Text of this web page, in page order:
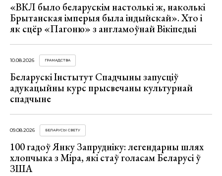
«ВКЛ было беларускім настолькі ж, наколькі
Брытанская імперыя была індыйскай». Хто і
як сцёр «Пагоню» з англамоўнай Вікіпедыі
10.08.2026 ГРАМАДСТВА
Беларускі Інстытут Спадчыны запусціў
адукацыйны курс прысвечаны культурнай
спадчыне
09.08.2026 БЕЛАРУСЫ СВЕТУ
100 гадоў Янку Запрудніку: легендарны шлях
хлопчыка з Міра, які стаў голасам Беларусі ў
ЗША